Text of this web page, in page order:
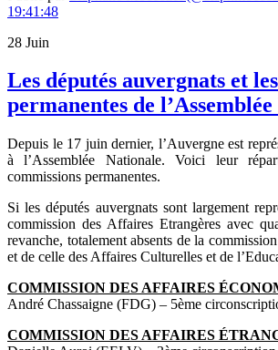
19:41:48
28 Juin
Les députés auvergnats et
permanentes de
Depuis le 17 juin dernier, l’Auvergne est
à l’Assemblée Nationale. Voici leur
commissions permanentes.
Si les députés auvergnats sont largement
commission des Affaires Etrangères avec
revanche, totalement absents de la
et de celle des Affaires Culturelles et de
COMMISSION DES AFFAIRES
André Chassaigne (FDG) – 5ème
COMMISSION DES AFFAIRES